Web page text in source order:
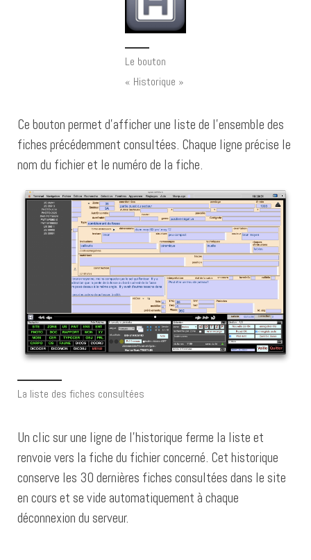
Le bouton
« Historique »
Ce bouton permet d’afficher une liste de l’ensemble des
fiches précédemment consultées. Chaque ligne précise le
nom du fichier et le numéro de la fiche.
La liste des fiches consultées
Un clic sur une ligne de l’historique ferme la liste et
renvoie vers la fiche du fichier concerné. Cet historique
conserve les 30 dernières fiches consultées dans le site
en cours et se vide automatiquement à chaque
déconnexion du serveur.